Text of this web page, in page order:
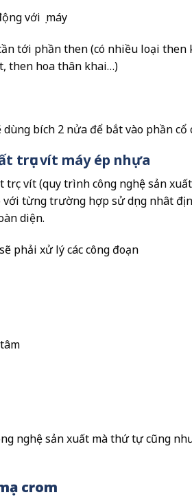
với ụ máy
tới phần then (có nhiều loại
then hoa thân khai…)
bích 2 nửa để bắt vào phần cổ
trục vít máy ép nhựa
vít (quy trình công nghệ sản
từng trường hợp sử dụng nhât
diện.
phải xử lý các công đoạn
nghệ sản xuất mà thứ tự cũng
crom